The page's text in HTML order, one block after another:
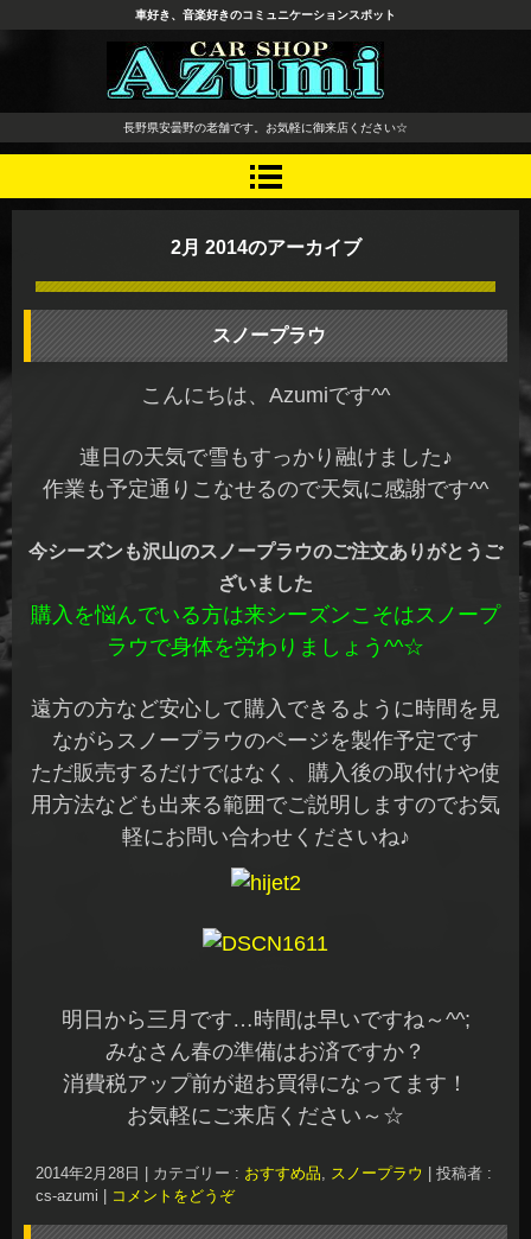
長野県 安曇野市 タイヤ ホ
イール デッドニング カーオ
ーディオ レカロシート
車好き、音楽好きのコミュニケーションスポット
長野県安曇野の老舗です。お気軽に御来店ください☆
2月 2014のアーカイブ
スノープラウ
こんにちは、Azumiです^^
連日の天気で雪もすっかり融けました♪
作業も予定通りこなせるので天気に感謝です^^
今シーズンも沢山のスノープラウのご注文ありがとうご
ざいました
購入を悩んでいる方は来シーズンこそはスノープ
ラウで身体を労わりましょう^^☆
遠方の方など安心して購入できるように時間を見
ながらスノープラウのページを製作予定です
ただ販売するだけではなく、購入後の取付けや使
用方法なども出来る範囲でご説明しますのでお気
軽にお問い合わせくださいね♪
明日から三月です…時間は早いですね～^^;
みなさん春の準備はお済ですか？
消費税アップ前が超お買得になってます！
お気軽にご来店ください～☆
2014年2月28日 カテゴリー : おすすめ品, スノープラウ
投稿者 :
cs-azumi
コメントをどうぞ